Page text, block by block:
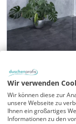
Große
Duschwand
Glashöhe 195
Wir verwenden
Wir können diese zur
unsere Webseite zu
Ihnen ein großartiges
Informationen zu den